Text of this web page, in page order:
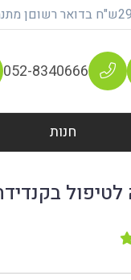
052-8340666
חנות
לטיפול